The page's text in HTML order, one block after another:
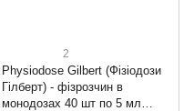
2
Physiodose Gilbert (Фізіодози
Гілберт) - фізрозчин в
монодозах 40 шт по 5 мл